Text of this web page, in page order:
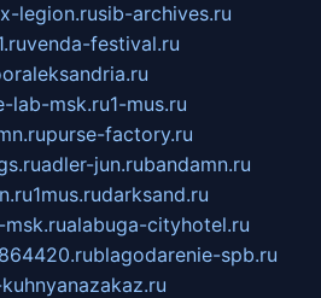
x-legion.rusib-archives.ru
venda-festival.ru
lab-msk.ru1-mus.ru
purse-factory.ru
adler-jun.rubandamn.ru
1mus.rudarksand.ru
alabuga-cityhotel.ru
blagodarenie-spb.ru